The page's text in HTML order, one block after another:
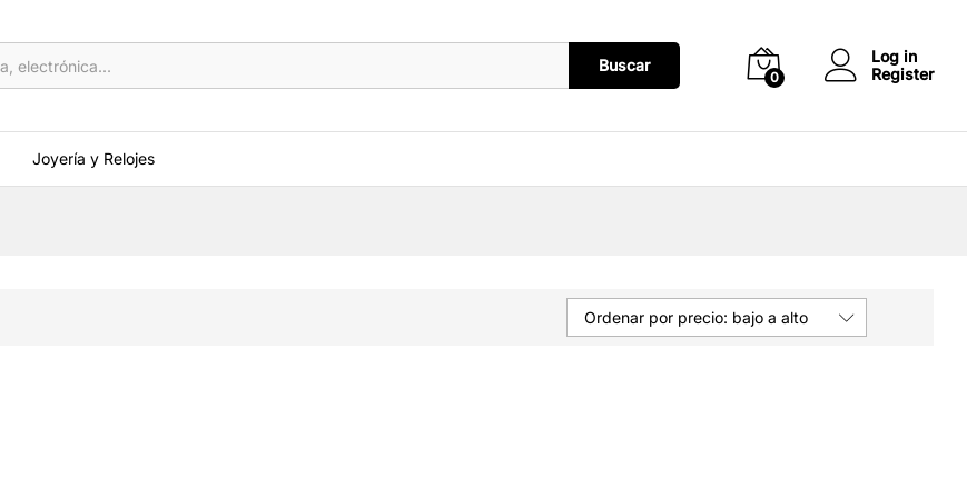
Buscar
0
Log in
Register
Joyería y Relojes
Ordenar por precio: bajo a alto